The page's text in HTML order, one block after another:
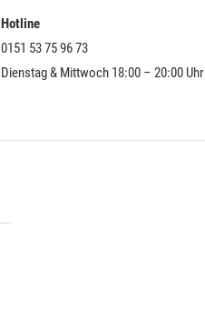
Hotline
0151 53 75 96 73
Dienstag & Mittwoch 18:00 – 20:00 Uhr